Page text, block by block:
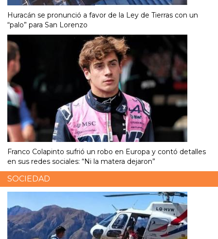
Huracán se pronunció a favor de la Ley de Tierras con un
“palo” para San Lorenzo
Franco Colapinto sufrió un robo en Europa y contó detalles
en sus redes sociales: “Ni la matera dejaron”
SOCIEDAD